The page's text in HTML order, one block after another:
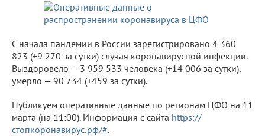
С начала пандемии в России зарегистрировано 4 360
823 (+9 270 за сутки) случая коронавирусной инфекции.
Выздоровело — 3 959 533 человека (+14 006 за сутки),
умерло — 90 734 (+459 за сутки).
Публикуем оперативные данные по регионам ЦФО на 11
марта (на 11:00). Информация с сайта https://
стопкоронавирус.рф/#.